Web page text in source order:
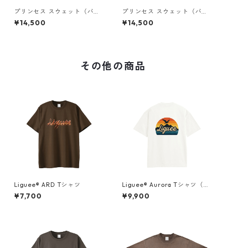
プリンセス スウェット（バッ
クプリント）× Liguee®️糸の鳥
ロゴ（刺繍）
¥14,500
プリンセス スウェット（バッ
クプリント）× Liguee®️糸の鳥
ロゴ（刺繍）
¥14,500
その他の商品
Liguee®️ ARD Tシャツ
¥7,700
Liguee®️ Aurora Tシャツ（胸
ロゴ刺繍&バックプリント）
¥9,900